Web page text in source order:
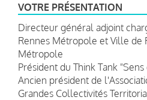
VOTRE PRÉSENTATION
Directeur général adjoint
Rennes Métropole et Ville de
Métropole
Président du Think Tank
Ancien président de
Grandes Collectivités